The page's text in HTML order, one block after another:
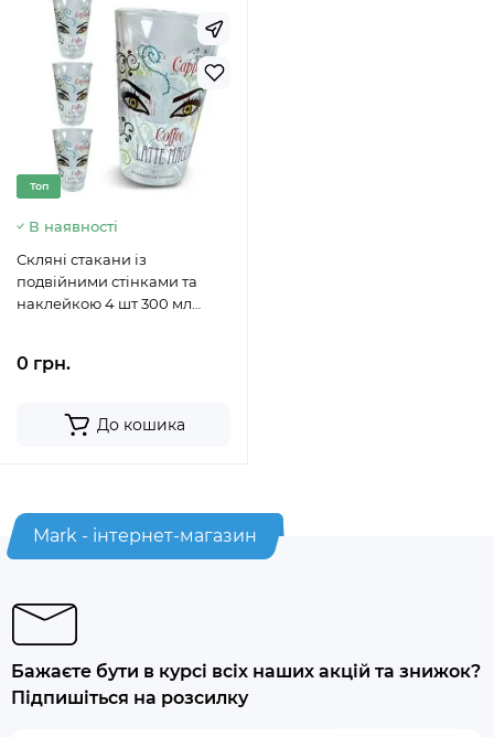
Топ
В наявності
Скляні стакани із
подвійними стінками та
наклейкою 4 шт 300 мл
0 грн.
До кошика
Mark - інтернет-магазин
Бажаєте бути в курсі всіх наших акцій та знижок?
Підпишіться на розсилку